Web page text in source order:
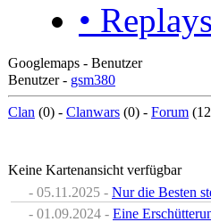
• Replays
Googlemaps - Benutzer
Benutzer - gsm380
Clan (0) - Clanwars (0) - Forum
Keine Kartenansicht verfügbar
- 05.11.2025 - Nur die Besten
- 01.09.2024 - Eine